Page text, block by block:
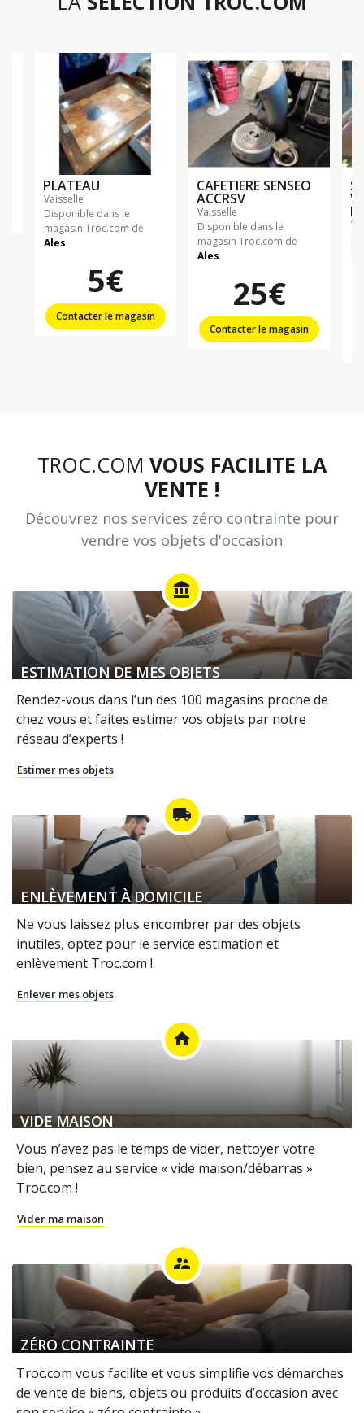
PLATEAU
vaisselle
Disponible dans le
magasin Troc.com de
Ales
5€
Contacter le magasin
CAFETIERE SENSEO
ACCRSV
vaisselle
Disponible dans le
magasin Troc.com de
Ales
25€
Contacter le magasin
TROC.COM VOUS FACILITE LA
VENTE !
Découvrez nos services zéro contrainte pour
vendre vos objets d'occasion
account_balance
ESTIMATION DE MES OBJETS
Rendez-vous dans l’un des 100 magasins proche de
chez vous et faites estimer vos objets par notre
réseau d’experts !
Estimer mes objets
local_shipping
ENLÈVEMENT À DOMICILE
Ne vous laissez plus encombrer par des objets
inutiles, optez pour le service estimation et
enlèvement Troc.com !
Enlever mes objets
home
VIDE MAISON
Vous n’avez pas le temps de vider, nettoyer votre
bien, pensez au service « vide maison/débarras »
Troc.com !
Vider ma maison
supervisor_account
ZÉRO CONTRAINTE
Troc.com vous facilite et vous simplifie vos démarches
de vente de biens, objets ou produits d’occasion avec